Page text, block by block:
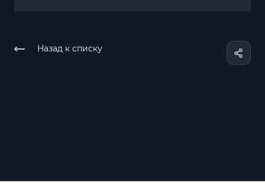
Назад к списку